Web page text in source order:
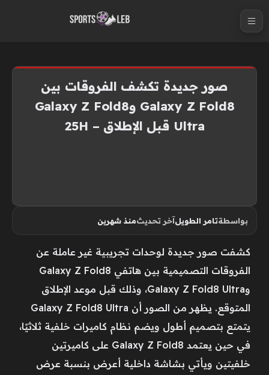
صور جديدة تكشف الفروقات بين
Galaxy Z Fold8 وGalaxy Z Fold8
Ultra قبل الإطلاق – 25H
بواسطةتامر الطويلآخر تحديثمنذ شهرين
كشفت صور جديدة لوحدات تجريبية غير عاملة عن
الفروقات التصميمية بين هاتفي Galaxy Z Fold8
وGalaxy Z Fold8 Ultra، وذلك قبل موعد الإطلاق
المتوقع. يظهر من الصور أن Galaxy Z Fold8 Ultra
يتمتع بتصميم أطول ويضم نظام كاميرات خلفية ثلاثيًا،
في حين يعتمد Galaxy Z Fold8 على كاميرتين
خلفيتين ويأتي بشاشة داخلية أعرض بنسبة عرض